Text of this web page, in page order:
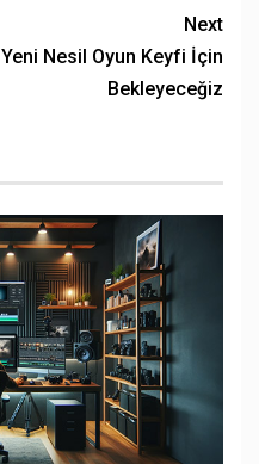
Next
Yeni Nesil Oyun Keyfi İçin
Bekleyeceğiz